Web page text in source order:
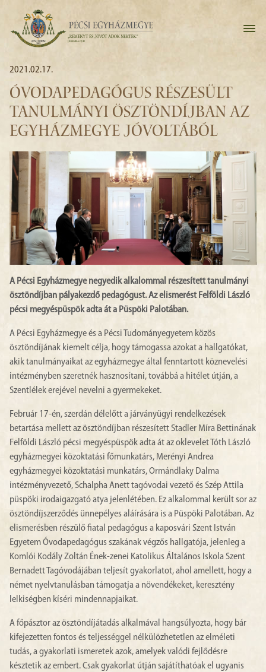
2021.02.17.
ÓVODAPEDAGÓGUS RÉSZESÜLT
TANULMÁNYI ÖSZTÖNDÍJBAN AZ
EGYHÁZMEGYE JÓVOLTÁBÓL
A Pécsi Egyházmegye negyedik alkalommal részesített tanulmányi
ösztöndíjban pályakezdő pedagógust. Az elismerést Felföldi László
pécsi megyéspüspök adta át a Püspöki Palotában.
A Pécsi Egyházmegye és a Pécsi Tudományegyetem közös
ösztöndíjának kiemelt célja, hogy támogassa azokat a hallgatókat,
akik tanulmányaikat az egyházmegye által fenntartott köznevelési
intézményben szeretnék hasznosítani, továbbá a hitélet útján, a
Szentlélek erejével nevelni a gyermekeket.
Február 17-én, szerdán délelőtt a járványügyi rendelkezések
betartása mellett az ösztöndíjban részesített Stadler Míra Bettinának
Felföldi László pécsi megyéspüspök adta át az oklevelet Tóth László
egyházmegyei közoktatási főmunkatárs, Merényi Andrea
egyházmegyei közoktatási munkatárs, Ormándlaky Dalma
intézményvezető, Schalpha Anett tagóvodai vezető és Szép Attila
püspöki irodaigazgató atya jelenlétében. Ez alkalommal került sor az
ösztöndíjszerződés ünnepélyes aláírására is a Püspöki Palotában. Az
elismerésben részülő fiatal pedagógus a kaposvári Szent István
Egyetem Óvodapedagógus szakának végzős hallgatója, jelenleg a
Komlói Kodály Zoltán Ének-zenei Katolikus Általános Iskola Szent
Bernadett Tagóvodájában teljesít gyakorlatot, ahol amellett, hogy a
német nyelvtanulásban támogatja a növendékeket, keresztény
lelkiségben kíséri mindennapjaikat.
A főpásztor az ösztöndíjátadás alkalmával hangsúlyozta, hogy bár
kifejezetten fontos és teljességgel nélkülözhetetlen az elméleti
tudás, a gyakorlati ismeretek azok, amelyek valódi fejlődésre
késztetik az embert. Csak gyakorlat útján sajátíthatóak el ugyanis